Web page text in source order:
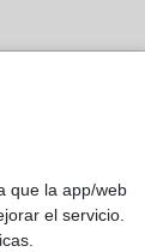
que la app/web
el servicio.